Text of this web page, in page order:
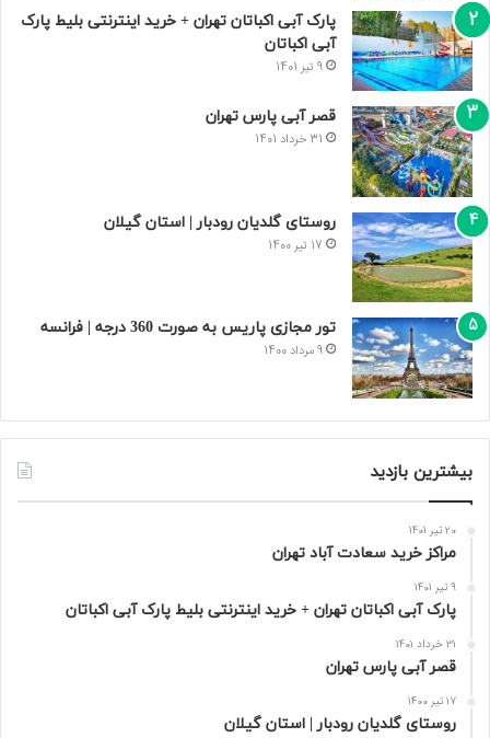
پارک آبی اکباتان تهران + خرید اینترنتی بلیط پارک
آبی اکباتان
9 تیر 1401
قصر آبی پارس تهران
31 خرداد 1401
روستای گلدیان رودبار | استان گیلان
17 تیر 1400
تور مجازی پاریس به صورت 360 درجه | فرانسه
9 مرداد 1400
بیشترین بازدید
20 تیر 1401
مراکز خرید سعادت‌ آباد تهران
9 تیر 1401
پارک آبی اکباتان تهران + خرید اینترنتی بلیط پارک آبی اکباتان
31 خرداد 1401
قصر آبی پارس تهران
17 تیر 1400
روستای گلدیان رودبار | استان گیلان